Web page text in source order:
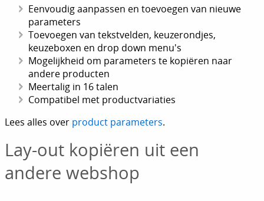
Eenvoudig aanpassen en toevoegen van nieuwe
parameters
Toevoegen van tekstvelden, keuzerondjes,
keuzeboxen en drop down menu's
Mogelijkheid om parameters te kopiëren naar
andere producten
Meertalig in 16 talen
Compatibel met productvariaties
Lees alles over product parameters.
Lay-out kopiëren uit een
andere webshop